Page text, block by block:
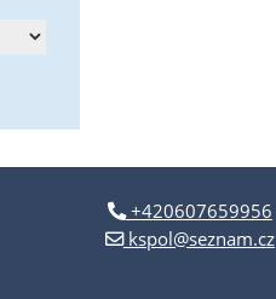
+420607659956
kspol@seznam.cz